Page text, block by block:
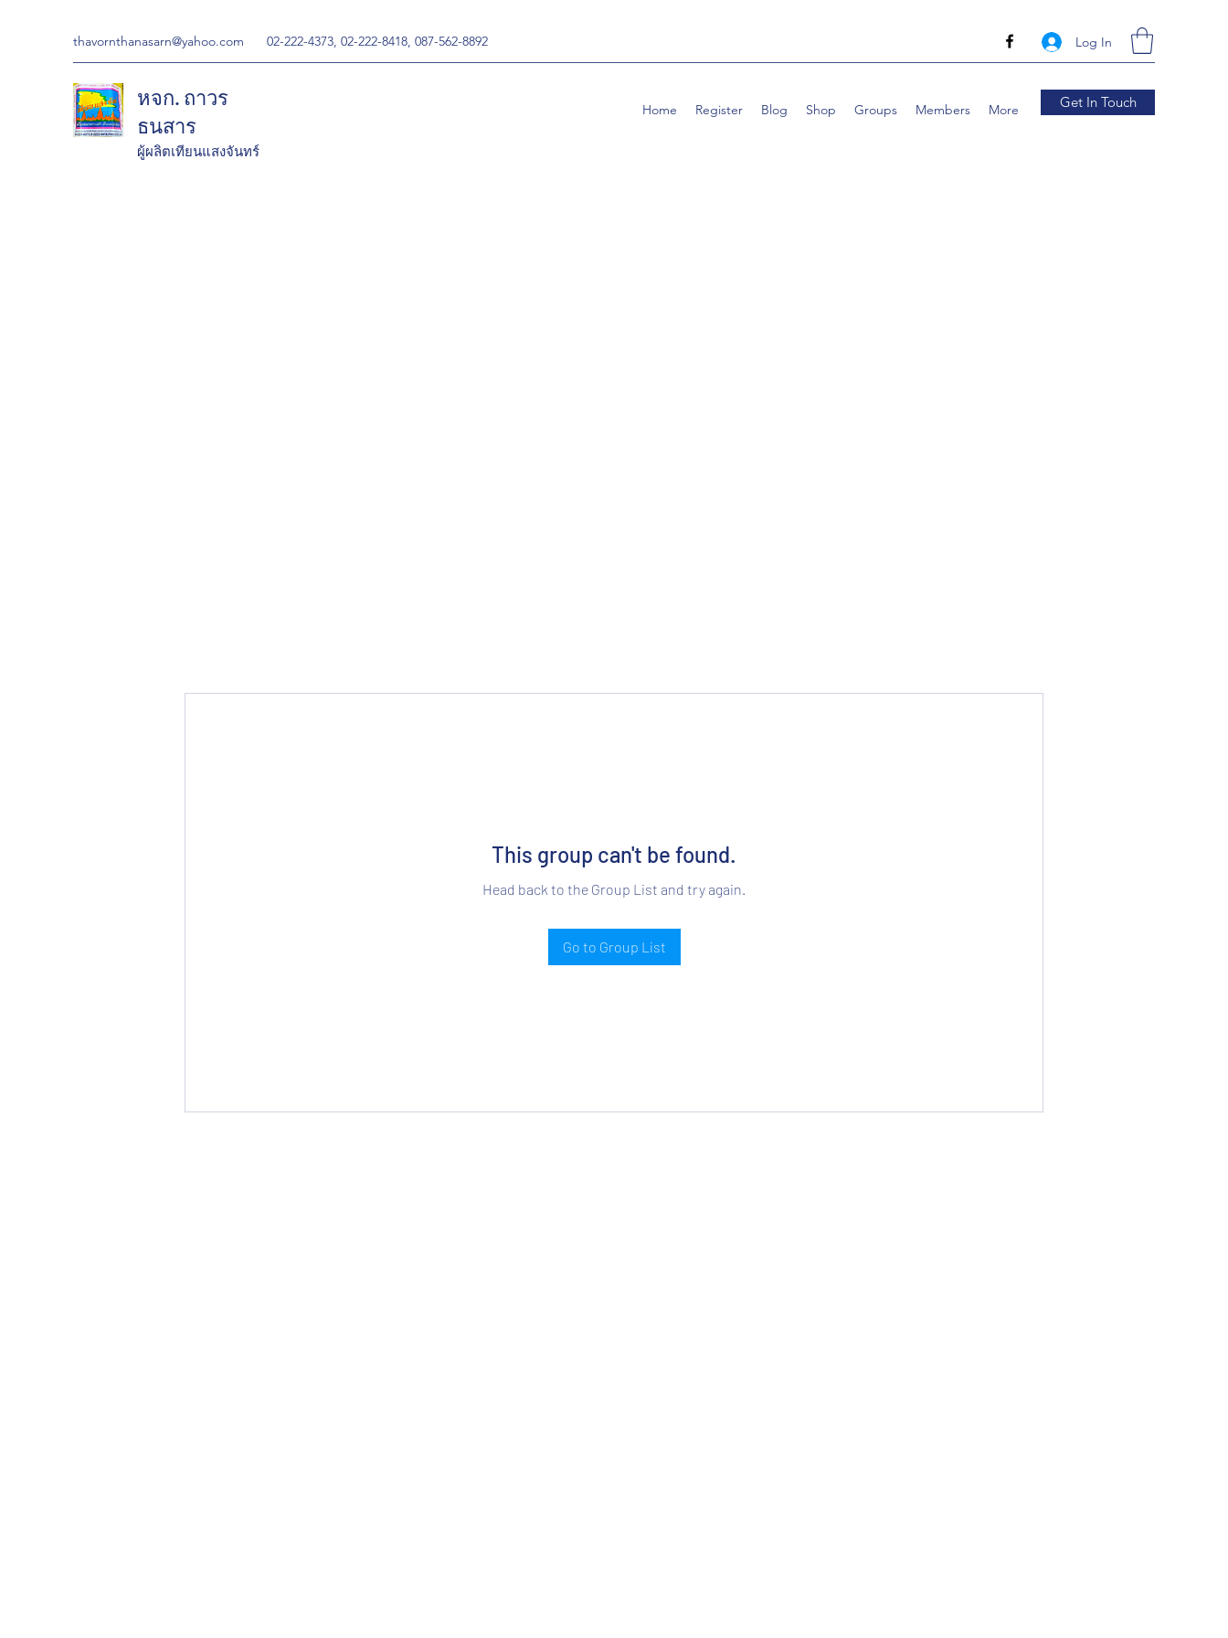
thavornthanasarn@yahoo.com 02-222-4373, 02-222-8418, 087-562-8892 Log In
หจก. ถาวร
ธนสาร
ผู้ผลิตเทียนแสงจันทร์
Home Register Blog Shop Groups Members More Get In Touch
This group can't be found.
Head back to the Group List and try again.
Go to Group List